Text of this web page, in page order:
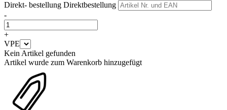
Direkt- bestellung Direktbestellung
-
+
VPE
Kein Artikel gefunden
Artikel wurde zum Warenkorb hinzugefügt